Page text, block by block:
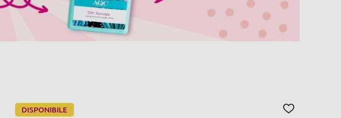
DISPONIBILE
AGGIUNGI